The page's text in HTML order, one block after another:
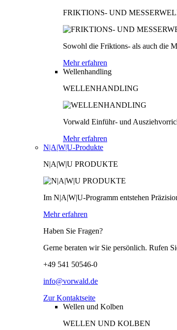
FRIKTIONS- UND
Sowohl die Friktions- als auch die
Mehr erfahren
Wellenhandling
WELLENHANDLING
Vorwald Einführ- und
Mehr erfahren
N|A|W|U-Produkte
N|A|W|U PRODUKTE
Im N|A|W|U-Programm entstehen
Mehr erfahren
Haben Sie Fragen?
Gerne beraten wir Sie persönlich. Rufen
+49 541 50546-0
info@vorwald.de
Zur Kontaktseite
Wellen und Kolben
WELLEN UND KOLBEN